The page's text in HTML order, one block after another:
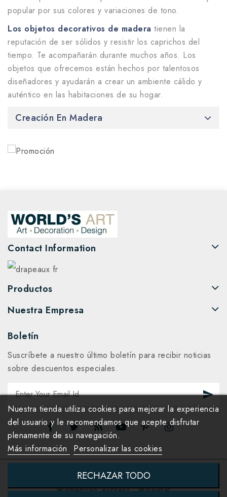
popular por sus colores y variaciones de tono.
Los objetos decorativos de madera tienen la
reputación de ser sólidos y resistir los caprichos del
tiempo. Te acompañarán durante muchos años. Los
objetos que ofrecemos están hechos por talentosos
diseñadores y ayudarán a crear un ambiente cálido y
auténtico en las habitaciones de su hogar.
Creación En Madera
Contact Information
Productos
Nuestra Empresa
Boletín
Suscríbete a nuestro último boletín para recibir noticias
sobre descuentos especiales.
Nuestra tienda utiliza cookies para mejorar la experiencia
del usuario y le recomendamos que acepte disfrutar
plenamente de su navegación.
Más información
Personalizar las cookies
RECHAZAR TODO